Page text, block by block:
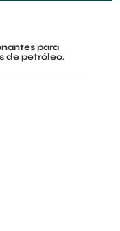
para
de petróleo.